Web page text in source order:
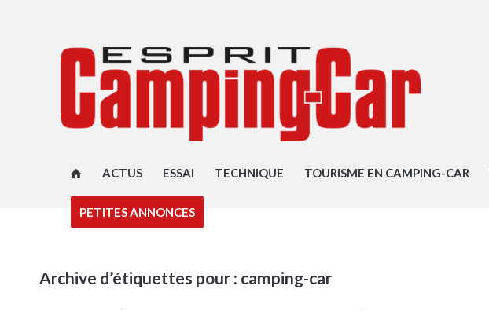
ACTUS ESSAI TECHNIQUE TOURISME EN CAMPING-CAR
PETITES ANNONCES
Archive d’étiquettes pour : camping-car